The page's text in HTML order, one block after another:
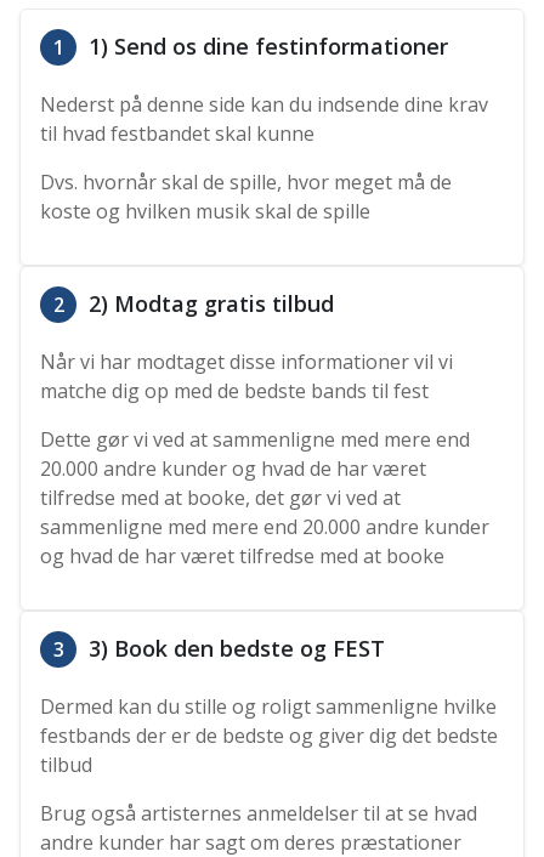
1 1) Send os dine festinformationer
Nederst på denne side kan du indsende dine krav
til hvad festbandet skal kunne
Dvs. hvornår skal de spille, hvor meget må de
koste og hvilken musik skal de spille
2 2) Modtag gratis tilbud
Når vi har modtaget disse informationer vil vi
matche dig op med de bedste bands til fest
Dette gør vi ved at sammenligne med mere end
20.000 andre kunder og hvad de har været
tilfredse med at booke, det gør vi ved at
sammenligne med mere end 20.000 andre kunder
og hvad de har været tilfredse med at booke
3 3) Book den bedste og FEST
Dermed kan du stille og roligt sammenligne hvilke
festbands der er de bedste og giver dig det bedste
tilbud
Brug også artisternes anmeldelser til at se hvad
andre kunder har sagt om deres præstationer